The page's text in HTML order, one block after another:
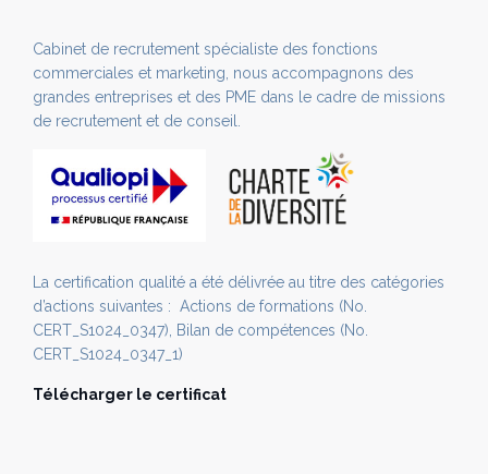
Cabinet de recrutement spécialiste des fonctions
commerciales et marketing, nous accompagnons des
grandes entreprises et des PME dans le cadre de missions
de recrutement et de conseil.
La certification qualité a été délivrée au titre des catégories
d’actions suivantes : Actions de formations (No.
CERT_S1024_0347), Bilan de compétences (No.
CERT_S1024_0347_1)
Télécharger le certificat